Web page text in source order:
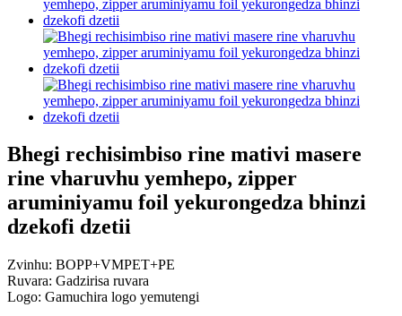
Bhegi rechisimbiso rine mativi masere
rine vharuvhu yemhepo, zipper
aruminiyamu foil yekurongedza bhinzi
dzekofi dzetii
Zvinhu: BOPP+VMPET+PE
Ruvara: Gadzirisa ruvara
Logo: Gamuchira logo yemutengi